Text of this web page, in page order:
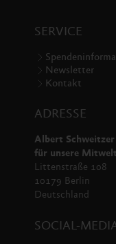
SERVICE
Newsletter
Kontakt
ADRESSE
Albert
für unsere Mitwelt
Littenstraße 108
10179 Berlin
Deutschland
SOCIAL-